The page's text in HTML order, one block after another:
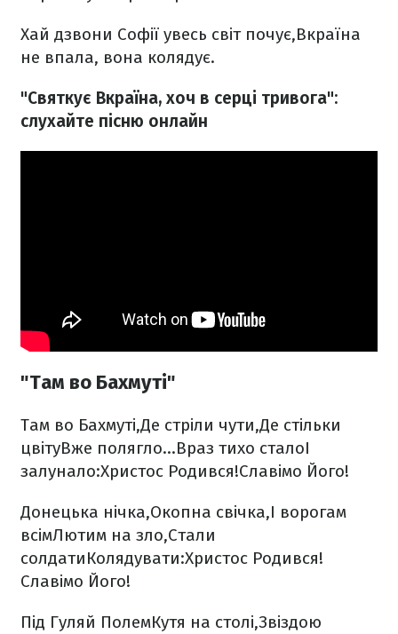
Хай дзвони Софії увесь світ почує,Вкраїна
не впала, вона колядує.
"Святкує Вкраїна, хоч в серці тривога":
слухайте пісню онлайн
"Там во Бахмуті"
Там во Бахмуті,Де стріли чути,Де стільки
цвітуВже полягло…Враз тихо сталоІ
залунало:Христос Родився!Славімо Його!
Донецька нічка,Окопна свічка,І ворогам
всімЛютим на зло,Стали
солдатиКолядувати:Христос Родився!
Славімо Його!
Під Гуляй ПолемКутя на столі,Звіздою